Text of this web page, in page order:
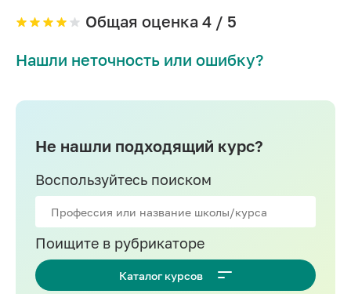
Общая оценка 4/ 5
Нашли неточность или ошибку?
Не нашли подходящий курс?
Воспользуйтесь поиском
Поищите в рубрикаторе
Каталог курсов